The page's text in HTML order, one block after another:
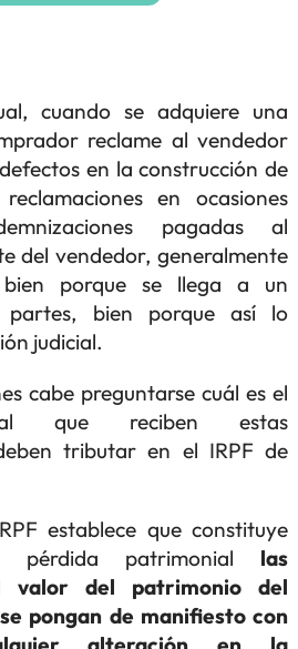
cuando se adquiere una
reclame al vendedor
en la construcción de
en ocasiones
pagadas al
del vendedor, generalmente
bien porque se llega a un
partes, bien porque así lo
judicial.
cabe preguntarse cuál es el
que reciben estas
tributar en el IRPF de
establece que constituye
pérdida patrimonial las
valor del patrimonio del
pongan de manifiesto con